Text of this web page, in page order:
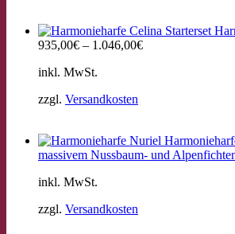
Starterset
935,00€ – 1.046,00€
inkl. MwSt.
zzgl. Versandkosten
massivem Nussbaum- und
inkl. MwSt.
zzgl. Versandkosten